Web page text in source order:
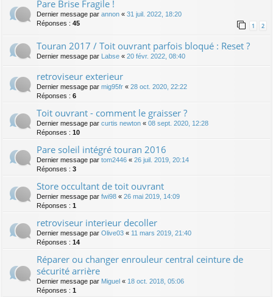
Pare Brise Fragile !
Dernier message par annon « 31 juil. 2022, 18:20
Réponses : 45 1 2
Touran 2017 / Toit ouvrant parfois bloqué : Reset ?
Dernier message par Labse « 20 févr. 2022, 08:40
retroviseur exterieur
Dernier message par mig95fr « 28 oct. 2020, 22:22
Réponses : 6
Toit ouvrant - comment le graisser ?
Dernier message par curtis newton « 08 sept. 2020, 12:28
Réponses : 10
Pare soleil intégré touran 2016
Dernier message par tom2446 « 26 juil. 2019, 20:14
Réponses : 3
Store occultant de toit ouvrant
Dernier message par fwi98 « 26 mai 2019, 14:09
Réponses : 1
retroviseur interieur decoller
Dernier message par Olive03 « 11 mars 2019, 21:40
Réponses : 14
Réparer ou changer enrouleur central ceinture de
sécurité arrière
Dernier message par Miguel « 18 oct. 2018, 05:06
Réponses : 1